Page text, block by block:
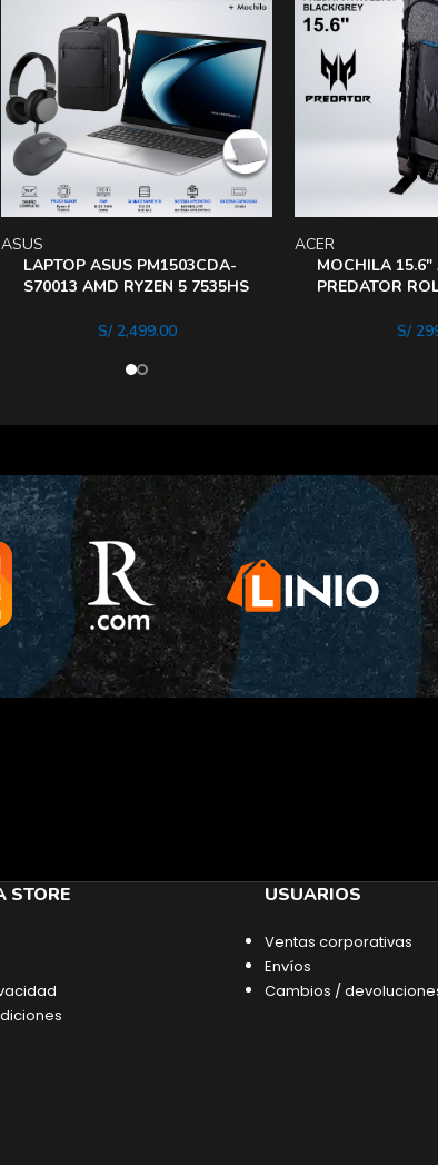
LAPTOP ASUS PM1503CDA-
S70013 AMD RYZEN 5 7535HS
ASUS
S/2,499.00
MOCHILA 15.6″
PREDATOR
ACER
S/
STORE USUARIOS
Ventas corporativas
Envíos
Cambios /